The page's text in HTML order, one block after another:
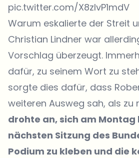
pic.twitter.com/X8zIvP1mdV
Warum eskalierte der Streit
Christian Lindner war
Vorschlag überzeugt.
dafür, zu seinem Wort zu
sorgte dies dafür, dass
weiteren Ausweg sah, als zu
drohte an, sich am Montag
nächsten Sitzung des
Podium zu kleben und die